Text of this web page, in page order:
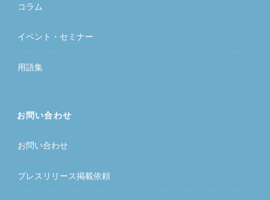
コラム
イベント・セミナー
用語集
お問い合わせ
お問い合わせ
プレスリリース掲載依頼